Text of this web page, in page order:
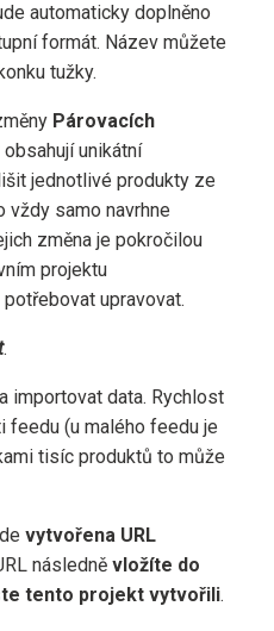
automaticky doplněno
formát. Název můžete
tužky.
Párovacích
unikátní
jednotlivé produkty ze
vždy samo navrhne
změna je pokročilou
projektu
upravovat.
.
importovat data. Rychlost
(u malého feedu je
tisíc produktů to může
vytvořena URL
následně vložíte do
tento projekt vytvořili.